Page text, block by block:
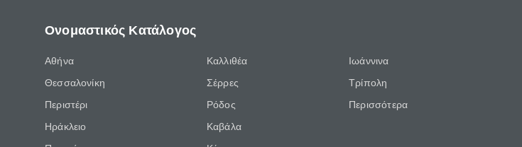
Ονομαστικός Κατάλογος
Αθήνα
Θεσσαλονίκη
Περιστέρι
Ηράκλειο
Καλλιθέα
Σέρρες
Ρόδος
Καβάλα
Ιωάννινα
Τρίπολη
Περισσότερα